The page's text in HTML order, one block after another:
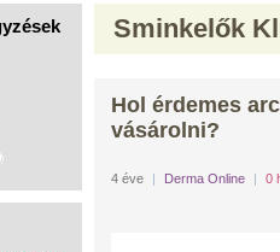
Sminkelők
Hol érdemes
vásárolni?
4 éve | Derma Online | 0